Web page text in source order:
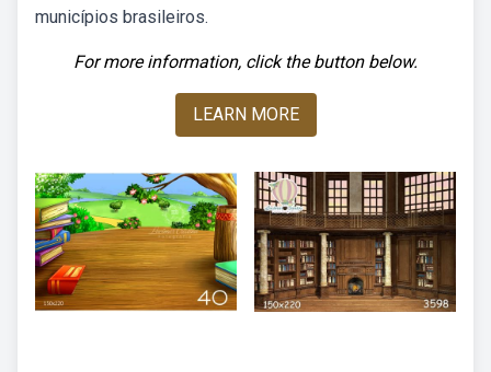
municípios brasileiros.
For more information, click the button below.
LEARN MORE